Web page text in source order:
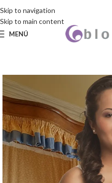
Skip to navigation
Skip to main content
MENÚ